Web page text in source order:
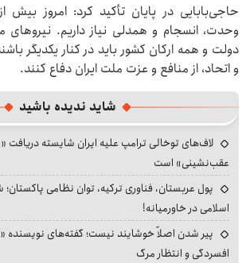
حاجی‌بابایی در پایان تأکید کرد: امروز بیش
وحدت، انسجام و همدلی نیاز داریم.
دولت و همه ارکان کشور باید در کنار یکدیگر
و اتحاد، از منافع و عزت ملت ایران دفاع کنند.
شاید ندیده باشید
لاف‌های توخالی ترامپ علیه ایران شایسته دریافت
عقب‌نشینی» است
پول عربستان، فناوری ترکیه، توان نظامی
اسلامی در خاورمیانه!
پیر شدن اصلاً خوشایند نیست؛ گفته‌های نویسنده
افسردگی و انتظار مرگ